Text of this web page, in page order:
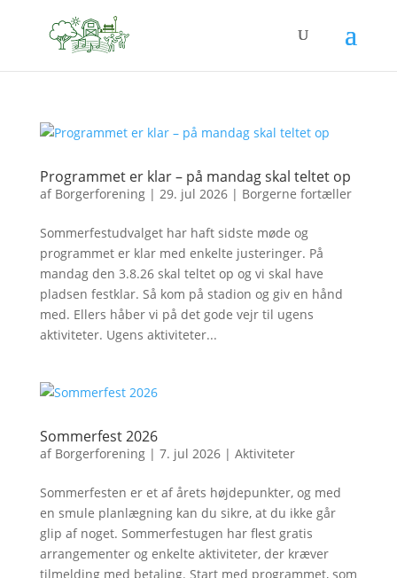
Programmet er klar – på mandag skal teltet op
af Borgerforening| 29. jul 2026| Borgerne fortæller
Sommerfestudvalget har haft sidste møde og
programmet er klar med enkelte justeringer. På
mandag den 3.8.26 skal teltet op og vi skal have
pladsen festklar. Så kom på stadion og giv en hånd
med. Ellers håber vi på det gode vejr til ugens
aktiviteter. Ugens aktiviteter...
Sommerfest 2026
af Borgerforening| 7. jul 2026| Aktiviteter
Sommerfesten er et af årets højdepunkter, og med
en smule planlægning kan du sikre, at du ikke går
glip af noget. Sommerfestugen har flest gratis
arrangementer og enkelte aktiviteter, der kræver
tilmelding med betaling. Start med programmet, som